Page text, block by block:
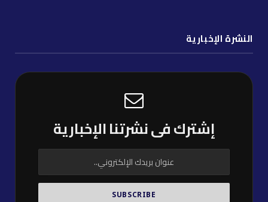
النشرة الإخبارية
إشترك فى نشرتنا الإخبارية